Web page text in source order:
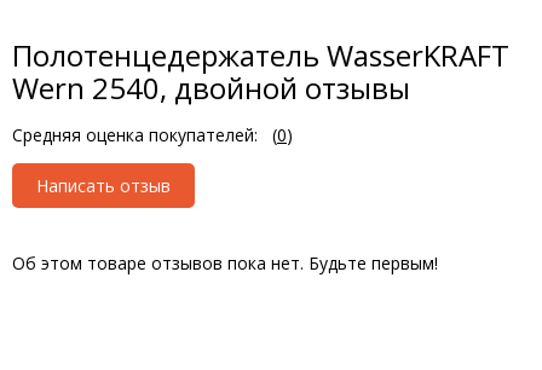
Полотенцедержатель WasserKRAFT
Wern 2540, двойной отзывы
Средняя оценка покупателей: (0)
Написать отзыв
Об этом товаре отзывов пока нет. Будьте первым!